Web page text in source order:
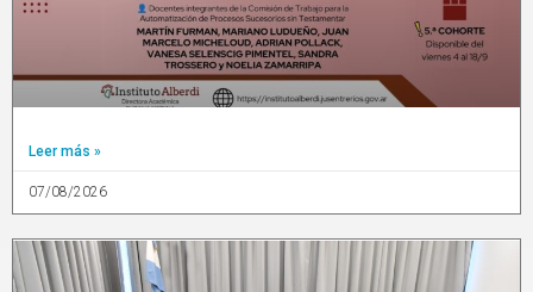
Leer más »
07/08/2026